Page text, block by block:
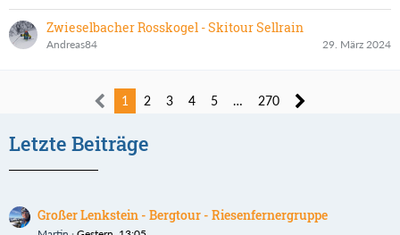
Zwieselbacher Rosskogel - Skitour Sellrain
Andreas84 29. März 2024
1 2 3 4 5 … 270
Letzte Beiträge
Großer Lenkstein - Bergtour - Riesenfernergruppe